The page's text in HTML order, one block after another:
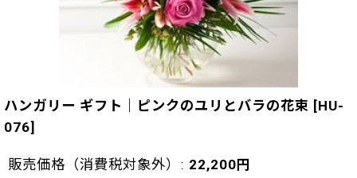
ハンガリー ギフト｜ピンクのユリとバラの花束 [HU-
076]
販売価格（消費税対象外） : 22,200 円